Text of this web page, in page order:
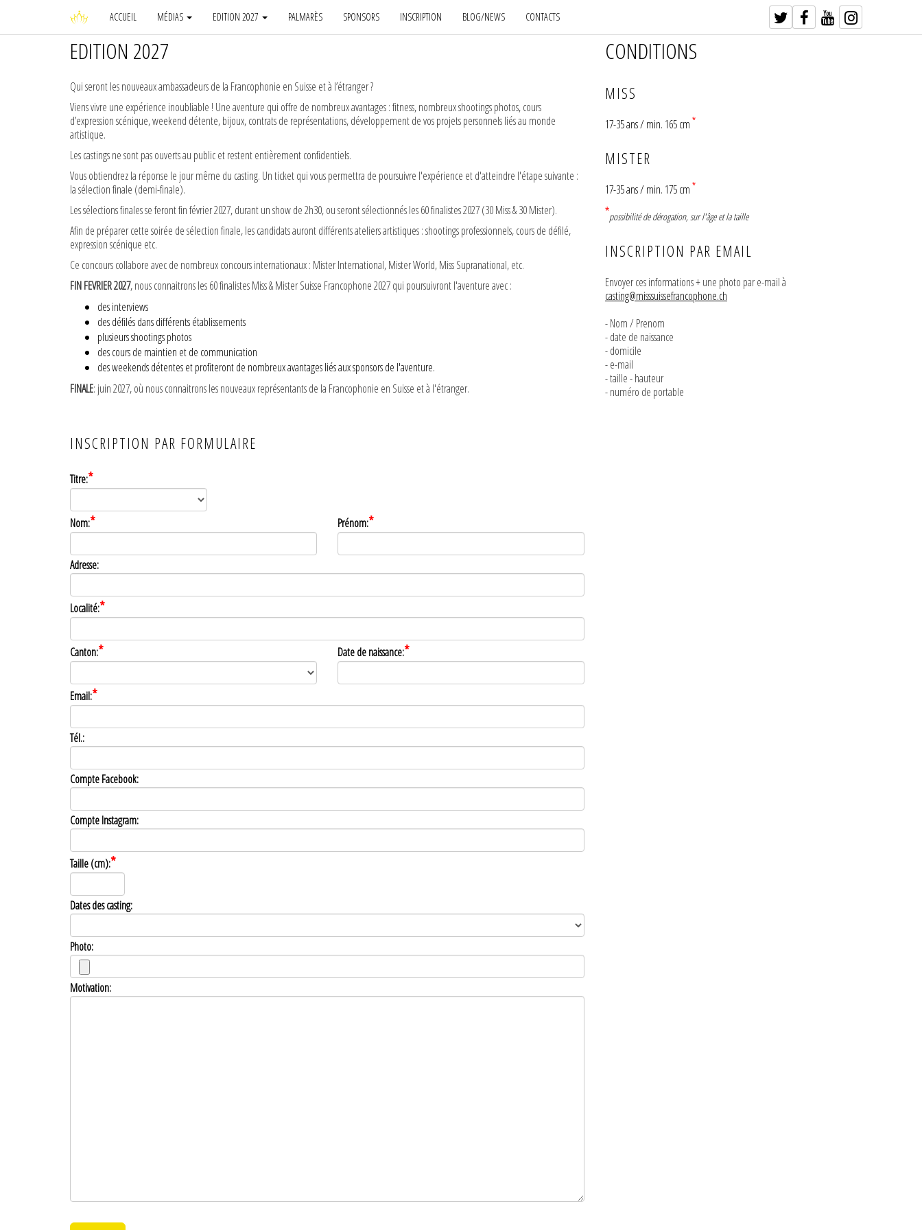
ACCUEIL MÉDIAS EDITION 2027 PALMARÈS SPONSORS INSCRIPTION BLOG/NEWS CONTACTS
EDITION 2027
Qui seront les nouveaux ambassadeurs de la Francophonie en Suisse et à l’étranger ?
Viens vivre une expérience inoubliable ! Une aventure qui offre de nombreux avantages : fitness, nombreux shootings photos, cours
d’expression scénique, weekend détente, bijoux, contrats de représentations, développement de vos projets personnels liés au monde
artistique.
Les castings ne sont pas ouverts au public et restent entièrement confidentiels.
Vous obtiendrez la réponse le jour même du casting. Un ticket qui vous permettra de poursuivre l'expérience et d'atteindre l'étape suivante :
la sélection finale (demi-finale).
Les sélections finales se feront fin février 2027, durant un show de 2h30, ou seront sélectionnés les 60 finalistes 2027 (30 Miss & 30 Mister).
Afin de préparer cette soirée de sélection finale, les candidats auront différents ateliers artistiques : shootings professionnels, cours de défilé,
expression scénique etc.
Ce concours collabore avec de nombreux concours internationaux : Mister International, Mister World, Miss Supranational, etc.
FIN FEVRIER 2027, nous connaitrons les 60 finalistes Miss & Mister Suisse Francophone 2027 qui poursuivront l'aventure avec :
des interviews
des défilés dans différents établissements
plusieurs shootings photos
des cours de maintien et de communication
des weekends détentes et profiteront de nombreux avantages liés aux sponsors de l'aventure.
FINALE: juin 2027, où nous connaitrons les nouveaux représentants de la Francophonie en Suisse et à l'étranger.
INSCRIPTION PAR FORMULAIRE
Titre:*
Nom:* Prénom:*
Adresse:
Localité:*
Canton:* Date de naissance:*
Email:*
Tél.:
Compte Facebook:
Compte Instagram:
Taille (cm):*
Dates des casting:
Photo:
Motivation:
CONDITIONS
MISS
17-35 ans / min. 165 cm *
MISTER
17-35 ans / min. 175 cm *
*possibilité de dérogation, sur l'âge et la taille
INSCRIPTION PAR EMAIL
Envoyer ces informations + une photo par e-mail à
casting@misssuissefrancophone.ch
- Nom / Prenom
- date de naissance
- domicile
- e-mail
- taille - hauteur
- numéro de portable